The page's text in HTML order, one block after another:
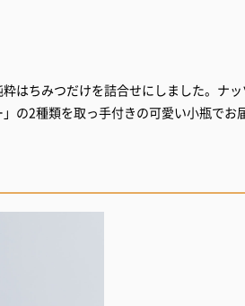
はちみつだけを詰合せにしました。ナ
の2種類を取っ手付きの可愛い小瓶でお